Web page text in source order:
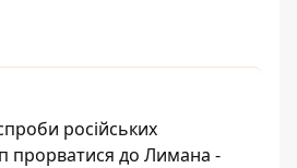
російських
прорватися до Лимана -